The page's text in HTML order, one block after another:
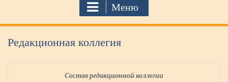
у
Меню
Редакционная коллегия
Состав редакционной коллегии